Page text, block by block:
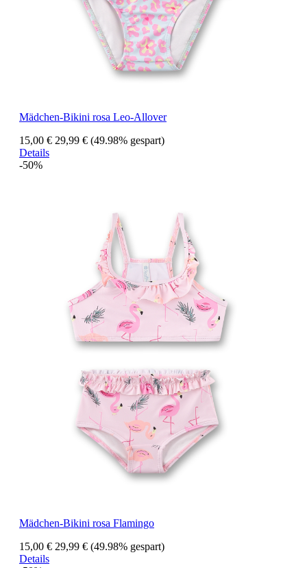
Mädchen-Bikini rosa Leo-Allover
15,00 € 29,99 € (49.98% gespart)
Details
-50%
Mädchen-Bikini rosa Flamingo
15,00 € 29,99 € (49.98% gespart)
Details